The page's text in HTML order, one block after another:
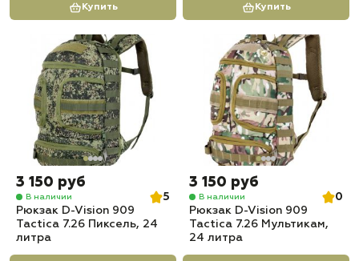
Купить Купить
3 150 руб
В наличии
5
Рюкзак D-Vision 909
Tactica 7.26 Пиксель, 24
литра
3 150 руб
В наличии
0
Рюкзак D-Vision 909
Tactica 7.26 Мультикам,
24 литра